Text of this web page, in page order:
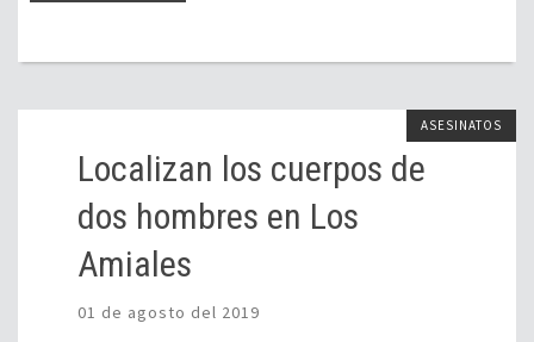
ASESINATOS
Localizan los cuerpos de
dos hombres en Los
Amiales
01 de agosto del 2019